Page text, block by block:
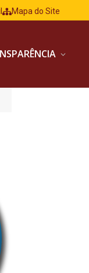
Mapa do Site